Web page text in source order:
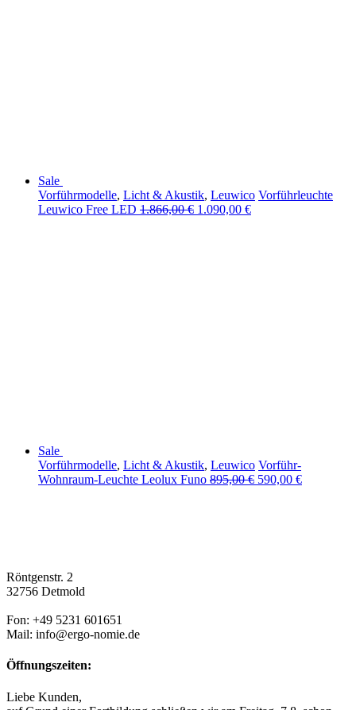
Sale
Vorführmodelle, Licht & Akustik, Leuwico Vorführleuchte
Leuwico Free LED 1.866,00€ 1.090,00 €
Sale
Vorführmodelle, Licht & Akustik, Leuwico Vorführ-
Wohnraum-Leuchte Leolux Funo 895,00€ 590,00 €
Röntgenstr. 2
32756 Detmold
Fon: +49 5231 601651
Mail: info@ergo-nomie.de
Öffnungszeiten:
Liebe Kunden,